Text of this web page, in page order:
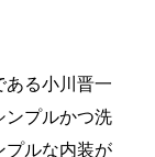
ある小川晋一
ンプルかつ洗
プルな内装が